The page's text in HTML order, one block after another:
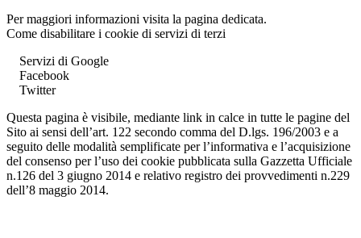
Per maggiori informazioni visita la pagina dedicata.
Come disabilitare i cookie di servizi di terzi
Servizi di Google
Facebook
Twitter
Questa pagina è visibile, mediante link in calce in tutte le pagine del
Sito ai sensi dell’art. 122 secondo comma del D.lgs. 196/2003 e a
seguito delle modalità semplificate per l’informativa e l’acquisizione
del consenso per l’uso dei cookie pubblicata sulla Gazzetta Ufficiale
n.126 del 3 giugno 2014 e relativo registro dei provvedimenti n.229
dell’8 maggio 2014.